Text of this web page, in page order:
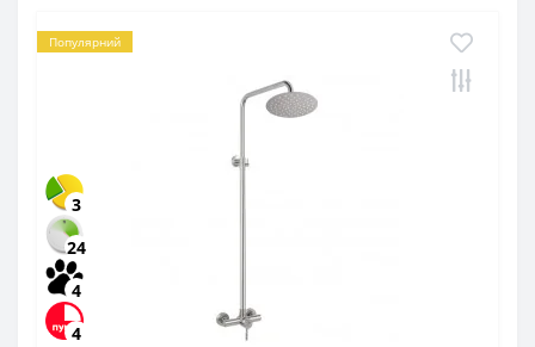
Популярний
3
24
4
4